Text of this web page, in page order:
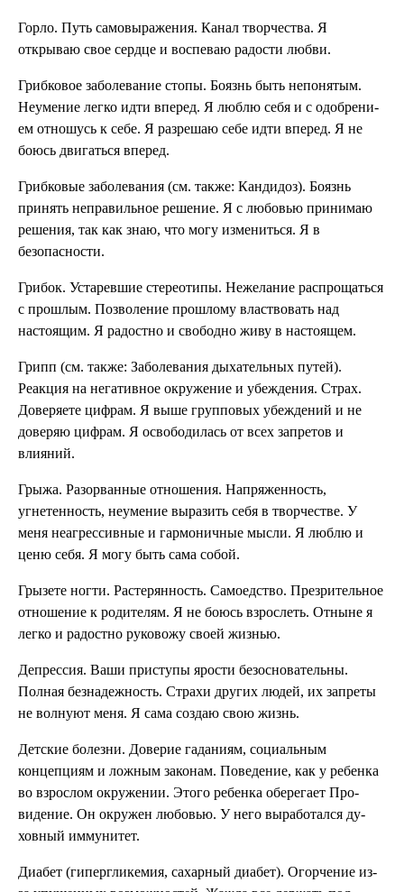
Горло. Путь самовыражения. Канал творчества. Я
открываю свое сердце и воспеваю радости любви.
Грибковое заболе­вание стопы. Боязнь быть непонятым.
Не­умение легко идти вперед. Я люблю себя и с одобрени­
ем отношусь к себе. Я раз­решаю себе идти вперед. Я не
боюсь двигаться впе­ред.
Грибковые заболе­вания (см. также: Кандидоз). Боязнь
принять неправильное решение. Я с любовью принимаю
ре­шения, так как знаю, что могу измениться. Я в
безопасности.
Грибок. Устаревшие стереотипы. Не­желание распрощаться
с про­шлым. Позволение прошло­му властвовать над
настоя­щим. Я радостно и свободно живу в настоящем.
Грипп (см. также: За­болевания дыхатель­ных путей).
Реакция на негативное окру­жение и убеждения. Страх.
Доверяете цифрам. Я выше групповых убежде­ний и не
доверяю цифрам. Я освободилась от всех за­претов и
влияний.
Грыжа. Разорванные отношения. На­пряженность,
угнетенность, неумение выразить себя в твор­честве. У
меня неагрессивные и гар­моничные мысли. Я люблю и
ценю себя. Я могу быть сама собой.
Грызете ногти. Растерянность. Самоедство. Презрительное
отношение к родителям. Я не боюсь взрослеть. Отныне я
легко и радостно руковожу своей жизнью.
Депрессия. Ваши приступы ярости безо­сновательны.
Полная безна­дежность. Страхи других людей, их за­преты
не волнуют меня. Я сама создаю свою жизнь.
Детские болезни. Доверие гаданиям, социаль­ным
концепциям и ложным законам. Поведение, как у ре­бенка
во взрослом окружении. Этого ребенка оберегает Про­
видение. Он окружен любо­вью. У него выработался ду­
ховный иммунитет.
Диабет (гиперглике­мия, сахарный диа­бет). Огорчение из-